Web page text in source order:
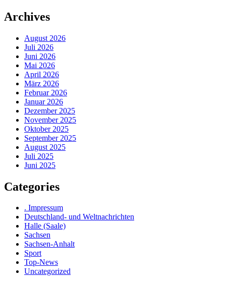
Archives
August 2026
Juli 2026
Juni 2026
Mai 2026
April 2026
März 2026
Februar 2026
Januar 2026
Dezember 2025
November 2025
Oktober 2025
September 2025
August 2025
Juli 2025
Juni 2025
Categories
. Impressum
Deutschland- und Weltnachrichten
Halle (Saale)
Sachsen
Sachsen-Anhalt
Sport
Top-News
Uncategorized